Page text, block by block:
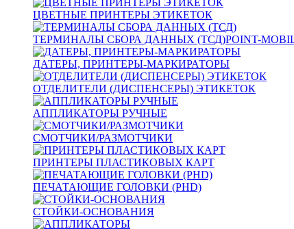
ЦВЕТНЫЕ ПРИНТЕРЫ ЭТИКЕТОК
ТЕРМИНАЛЫ СБОРА ДАННЫХ (ТСД)POINT-
ДАТЕРЫ, ПРИНТЕРЫ-МАРКИРАТОРЫ
ОТДЕЛИТЕЛИ (ДИСПЕНСЕРЫ) ЭТИКЕТОК
АППЛИКАТОРЫ РУЧНЫЕ
СМОТЧИКИ/РАЗМОТЧИКИ
ПРИНТЕРЫ ПЛАСТИКОВЫХ КАРТ
ПЕЧАТАЮЩИЕ ГОЛОВКИ (PHD)
СТОЙКИ-ОСНОВАНИЯ